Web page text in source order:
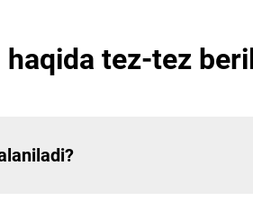
tez-tez